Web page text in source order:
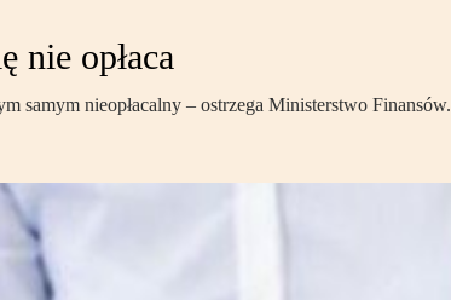
nie opłaca
samym nieopłacalny – ostrzega Ministerstwo Finansów.